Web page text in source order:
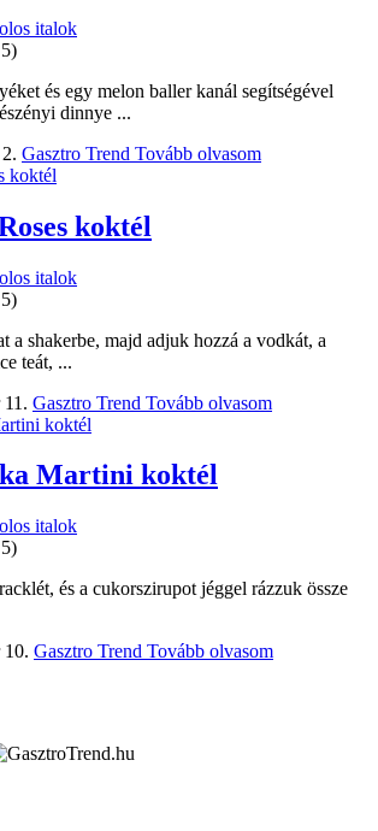
italok
és egy melon baller kanál segítségével
dinnye ...
Gasztro Trend Tovább olvasom
koktél
italok
a shakerbe, majd adjuk hozzá a vodkát, a
teát, ...
Gasztro Trend Tovább olvasom
Martini koktél
italok
és a cukorszirupot jéggel rázzuk össze
10. Gasztro Trend Tovább olvasom